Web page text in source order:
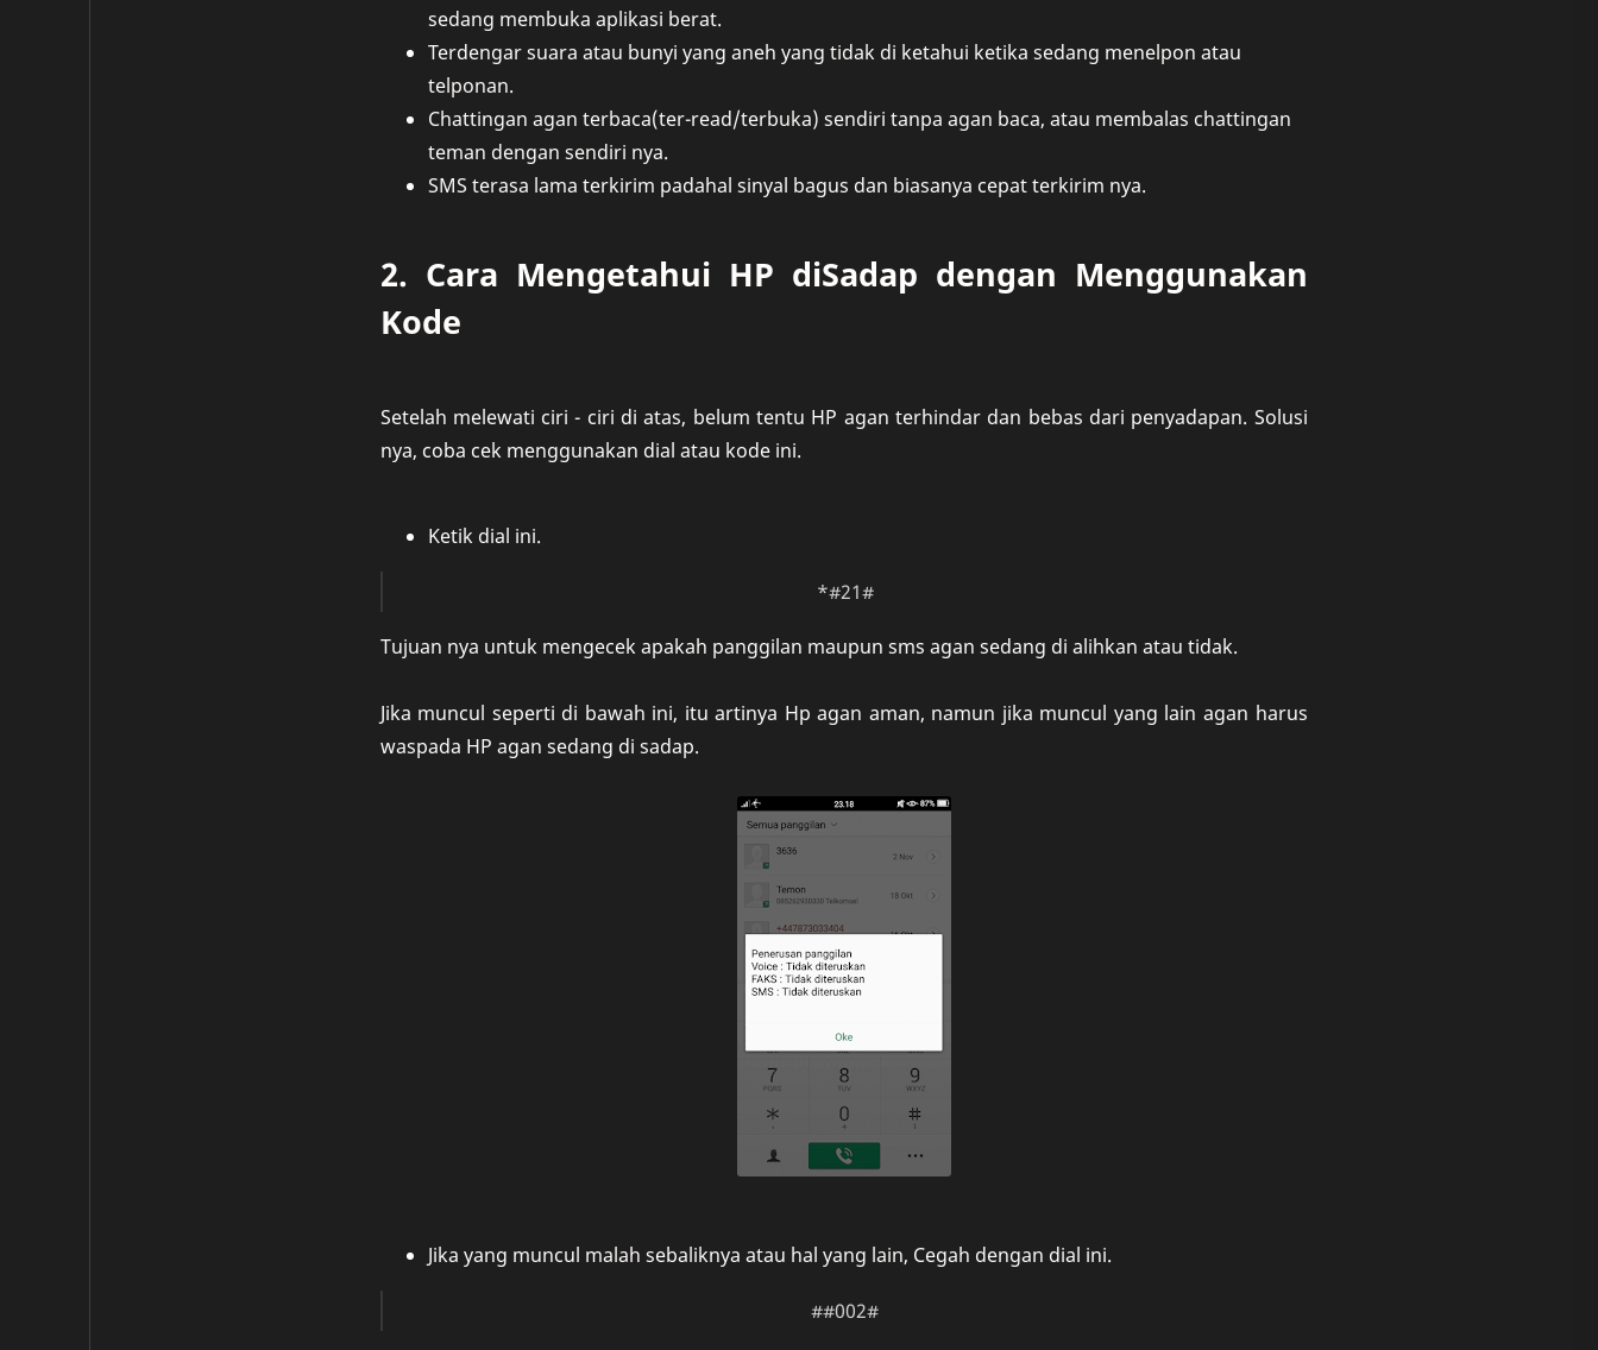
sedang membuka aplikasi berat.
Terdengar suara atau bunyi yang aneh yang tidak di ketahui ketika sedang menelpon atau
telponan.
Chattingan agan terbaca(ter-read/terbuka) sendiri tanpa agan baca, atau membalas chattingan
teman dengan sendiri nya.
SMS terasa lama terkirim padahal sinyal bagus dan biasanya cepat terkirim nya.
2. Cara Mengetahui HP diSadap dengan Menggunakan
Kode
Setelah melewati ciri - ciri di atas, belum tentu HP agan terhindar dan bebas dari penyadapan. Solusi
nya, coba cek menggunakan dial atau kode ini.
Ketik dial ini.
*#21#
Tujuan nya untuk mengecek apakah panggilan maupun sms agan sedang di alihkan atau tidak.
Jika muncul seperti di bawah ini, itu artinya Hp agan aman, namun jika muncul yang lain agan harus
waspada HP agan sedang di sadap.
Jika yang muncul malah sebaliknya atau hal yang lain, Cegah dengan dial ini.
##002#